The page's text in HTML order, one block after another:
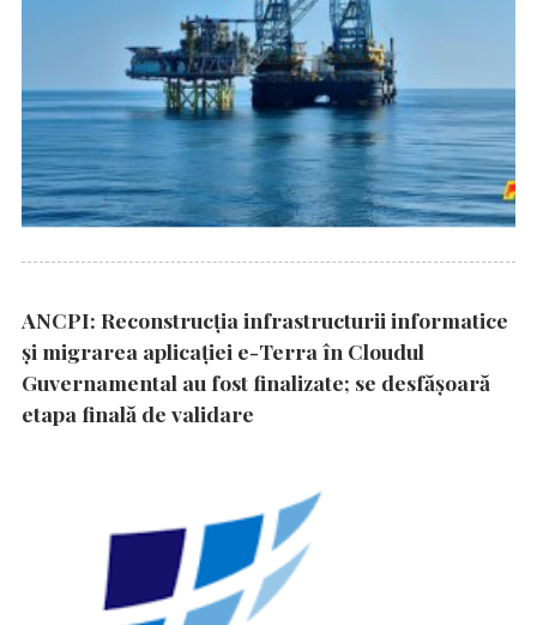
ANCPI: Reconstrucția infrastructurii informatice
și migrarea aplicației e-Terra în Cloudul
Guvernamental au fost finalizate; se desfășoară
etapa finală de validare